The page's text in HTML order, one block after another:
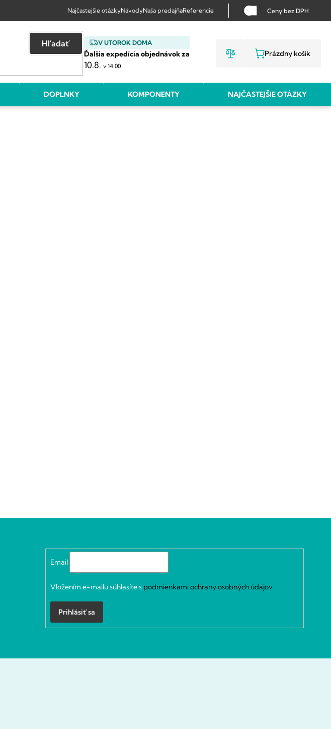
Najčastejšie otázkyNávodyNaša predajňaReferencie Ceny bez DPH
V UTOROK DOMA
Ďalšia expedícia objednávok za
10.8.v 14:00
Hľadať
NÁKUPNÝ
Prázdny košík
DOPLNKY KOMPONENTY NAJČASTEJŠIE OTÁZKY
Email
Vložením e-mailu súhlasíte s podmienkami ochrany osobných údajov
Prihlásiť sa